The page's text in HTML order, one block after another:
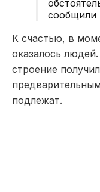
сообщили
К счастью, в
оказалось
строение
подлежат.